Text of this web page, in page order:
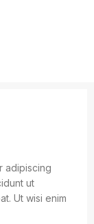
adipiscing
ut
Ut wisi enim